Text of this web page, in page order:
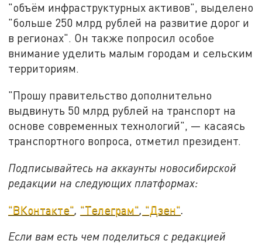
"объём инфраструктурных активов", выделено
"больше 250 млрд рублей на развитие дорог и
в регионах". Он также попросил особое
внимание уделить малым городам и сельским
территориям.
"Прошу правительство дополнительно
выдвинуть 50 млрд рублей на транспорт на
основе современных технологий", — касаясь
транспортного вопроса, отметил президент.
Подписывайтесь на аккаунты новосибирской
редакции на следующих платформах:
"ВКонтакте" "Телеграм" "Дзен"
Если вам есть чем поделиться с редакцией